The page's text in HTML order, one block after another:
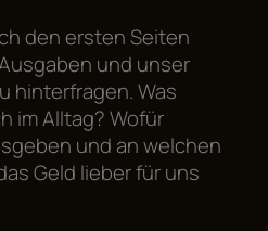
den ersten Seiten
und unser
hinterfragen. Was
im Alltag? Wofür
und an welchen
Geld lieber für uns